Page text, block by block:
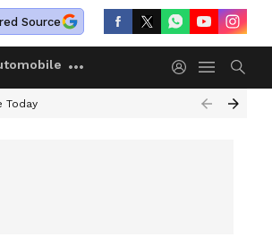
Source
Today